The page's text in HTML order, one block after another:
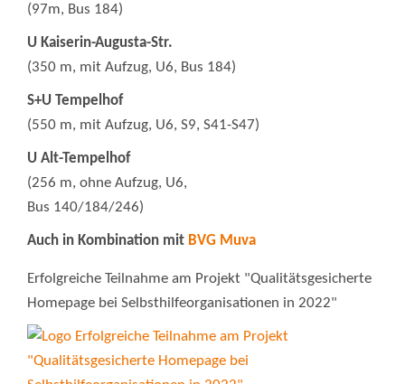
(97m, Bus 184)
U Kaiserin-Augusta-Str.
(350 m, mit Aufzug, U6, Bus 184)
S+U Tempelhof
(550 m, mit Aufzug, U6, S9, S41-S47)
U Alt-Tempelhof
(256 m, ohne Aufzug, U6,
Bus 140/184/246)
Auch in Kombination mit BVG Muva
Erfolgreiche Teilnahme am Projekt "Qualitätsgesicherte
Homepage bei Selbsthilfeorganisationen in 2022"